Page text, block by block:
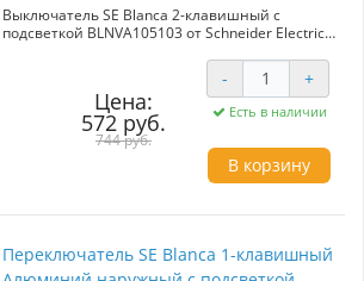
Выключатель SE Blanca 2-клавишный с
подсветкой BLNVA105103 от Schneider Electric
освещением в помещениях с открытой
установкой. Выполненный в элегантном
алюминиевом дизайне, этот выключатель не
только практичен, но и эстетически
привлекателен, гармонично вписывающийся
в любой интерьер. Он предназначен для
работы в сетях до 250В и может выдерживать
выбором для дома и офиса. Преимущество
возможности управления двумя источниками
света одновременно, позволяя легко
Цена:
572 руб.
744 руб.
- +
Есть в наличии
В корзину
Переключатель SE Blanca 1-клавишный